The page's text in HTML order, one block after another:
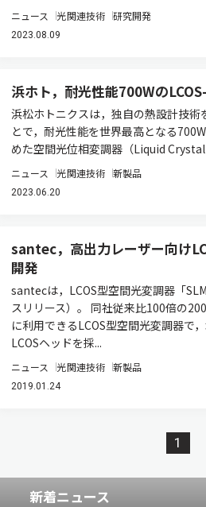
ニュース 光関連技術 研究開発
2023.08.09
浜ホト，耐光性能700Wの
浜松ホトニクスは，独自の熱設計技術
とで，耐光性能を世界最高となる
めた空間光位相変調器（Liquid
ニュース 光関連技術 新製品
2023.06.20
santec，高出力レーザー向け
開発
santecは，LCOS型空間光変調器「
スリリース）。 同社従来比100倍の
に利用できるLCOS型空間光変調器で
LCOSヘッドを採...
ニュース 光関連技術 新製品
2019.01.24
1
新着ニュース